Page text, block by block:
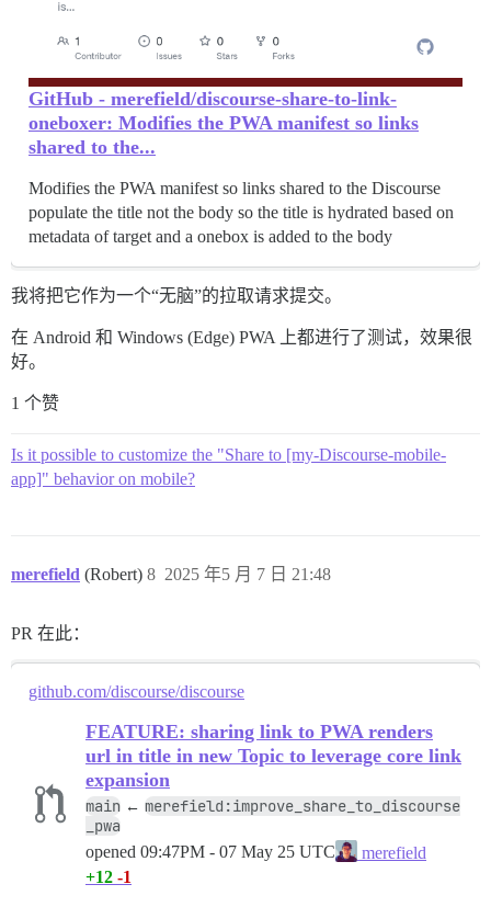
GitHub - merefield/discourse-share-to-link-
oneboxer: Modifies the PWA manifest so links
shared to the...
Modifies the PWA manifest so links shared to the Discourse
populate the title not the body so the title is hydrated based on
metadata of target and a onebox is added to the body
我将把它作为一个“无脑”的拉取请求提交。
在 Android 和 Windows (Edge) PWA 上都进行了测试，效果很
好。
1 个赞
Is it possible to customize the "Share to [my-Discourse-mobile-
app]" behavior on mobile?
merefield (Robert) 2025 年5 月 7 日 21:48
8
PR 在此：
github.com/discourse/discourse
FEATURE: sharing link to PWA renders
url in title in new Topic to leverage core link
expansion
main ← merefield:improve_share_to_discourse
_pwa
opened 09:47PM - 07 May 25 UTC
merefield
+12 -1